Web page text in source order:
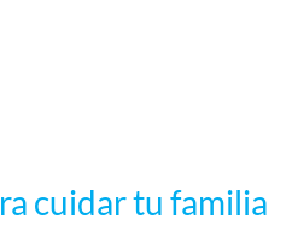
cuidar tu familia